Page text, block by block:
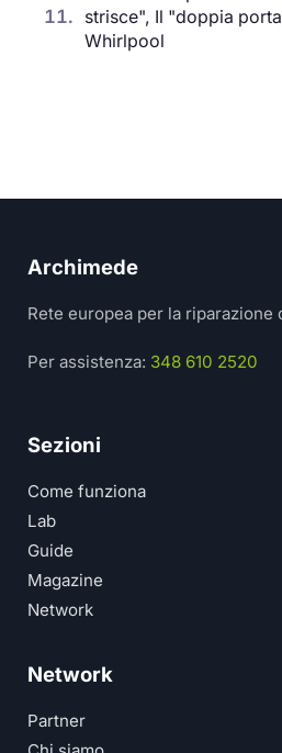
11.
strisce", Il "doppia
Whirlpool
Archimede
Rete europea per la
Per assistenza: 348 610 2520
Sezioni
Come funziona
Lab
Guide
Magazine
Network
Network
Partner